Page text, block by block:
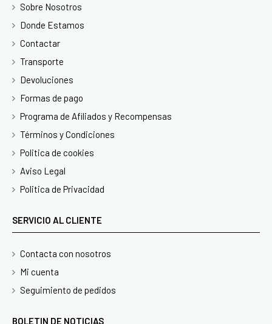
Sobre Nosotros
Donde Estamos
Contactar
Transporte
Devoluciones
Formas de pago
Programa de Afiliados y Recompensas
Términos y Condiciones
Politica de cookies
Aviso Legal
Politica de Privacidad
SERVICIO AL CLIENTE
Contacta con nosotros
Mi cuenta
Seguimiento de pedidos
BOLETIN DE NOTICIAS